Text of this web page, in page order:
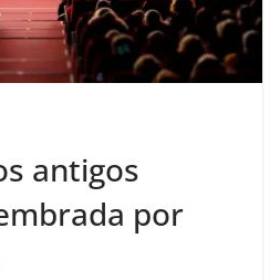
antigos
por